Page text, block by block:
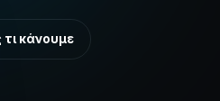
τι κάνουμε